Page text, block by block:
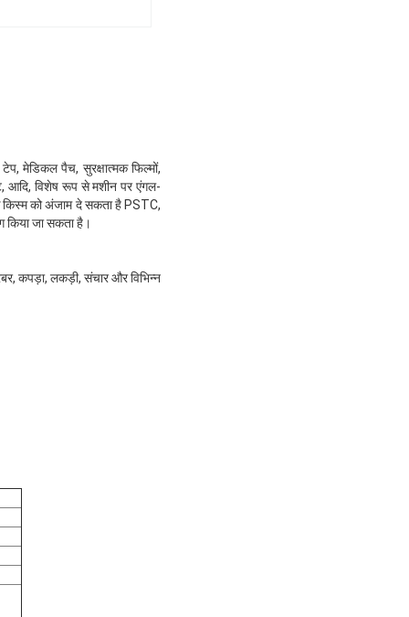
मेडिकल पैच, सुरक्षात्मक फिल्मों,
आदि, विशेष रूप से मशीन पर एंगल-
को अंजाम दे सकता है PSTC,
किया जा सकता है।
कपड़ा, लकड़ी, संचार और विभिन्न